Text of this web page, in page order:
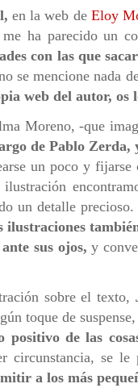
en la web de Eloy
me ha parecido un
con las que
se mencione
web del autor, os
Moreno, -que
de Pablo Zerda,
un poco y
un detalle
ilustraciones
sus ojos,y
sobre el texto,
toque de suspense,
de las
circunstancia, se
a los más